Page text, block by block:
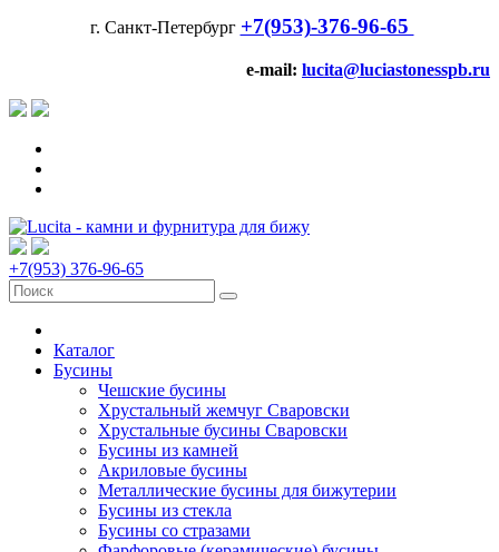
г. Санкт-Петербург +7(953)-376-96-65
e-mail: lucita@luciastonesspb.ru
+7(953) 376-96-65
Каталог
Бусины
Чешские бусины
Хрустальный жемчуг Сваровски
Хрустальные бусины Сваровски
Бусины из камней
Акриловые бусины
Металлические бусины для бижутерии
Бусины из стекла
Бусины со стразами